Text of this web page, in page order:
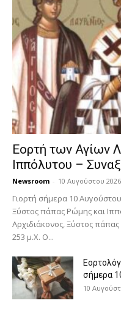
Εορτή των Αγίων
Ιππόλυτου –
Newsroom - 10 Αυγούστου 2026
Γιορτή σήμερα 10
Ξύστος πάπας Ρώμης και
Αρχιδιάκονος, Ξύστος
253 μ.Χ. Ο...
σήμερα
10